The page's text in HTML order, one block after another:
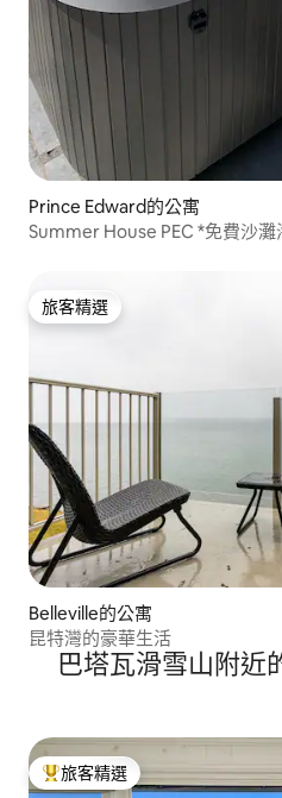
Prince Edward的公寓
Summer House PEC *免費沙
旅客精選
旅客精選
Belleville的公寓
昆特灣的豪華生活
巴塔瓦滑雪山附近
旅客精選榜首
旅客精選